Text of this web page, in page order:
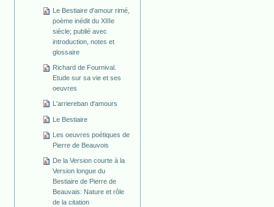
Le Bestiaire d'amour rimé,
poème inédit du XIIIe
siècle; publié avec
introduction, notes et
glossaire
Richard de Fournival.
Etude sur sa vie et ses
oeuvres
L'arriereban d'amours
Le Bestiaire
Les oeuvres poétiques de
Pierre de Beauvois
De la Version courte à la
Version longue du
Bestiaire de Pierre de
Beauvais: Nature et rôle
de la citation